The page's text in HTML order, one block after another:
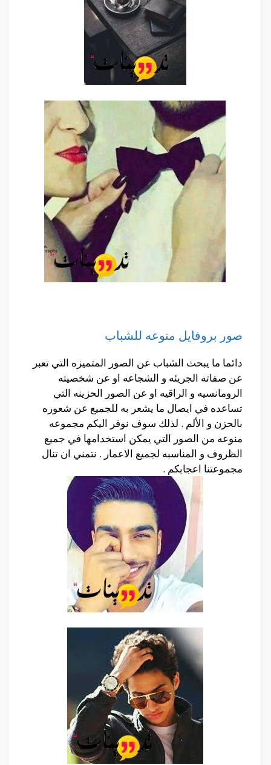
صور بروفايل منوعه للشباب
دائما ما يبحث الشباب عن الصور المتميزه التي تعبر
عن صفاته الجريئه و الشجاعه او عن شخصيته
الرومانسيه و الراقيه او عن الصور الحزينه التي
تساعده في ايصال ما يشعر به للجميع عن شعوره
بالحزن و الألم . لذلك سوف نوفر اليكم مجموعه
منوعه من الصور التي يمكن استخدامها في جميع
الظروف و المناسبه لجميع الاعمار . نتمني ان تنال
مجموعتنا اعجابكم .